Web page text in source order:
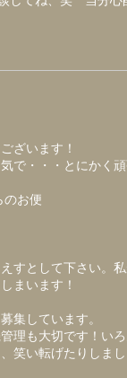
ざいます！
で・・・とにかく
のお便
すとして下さい。
まいます！
集しています。
理も大切です！い
笑い転げたりしま